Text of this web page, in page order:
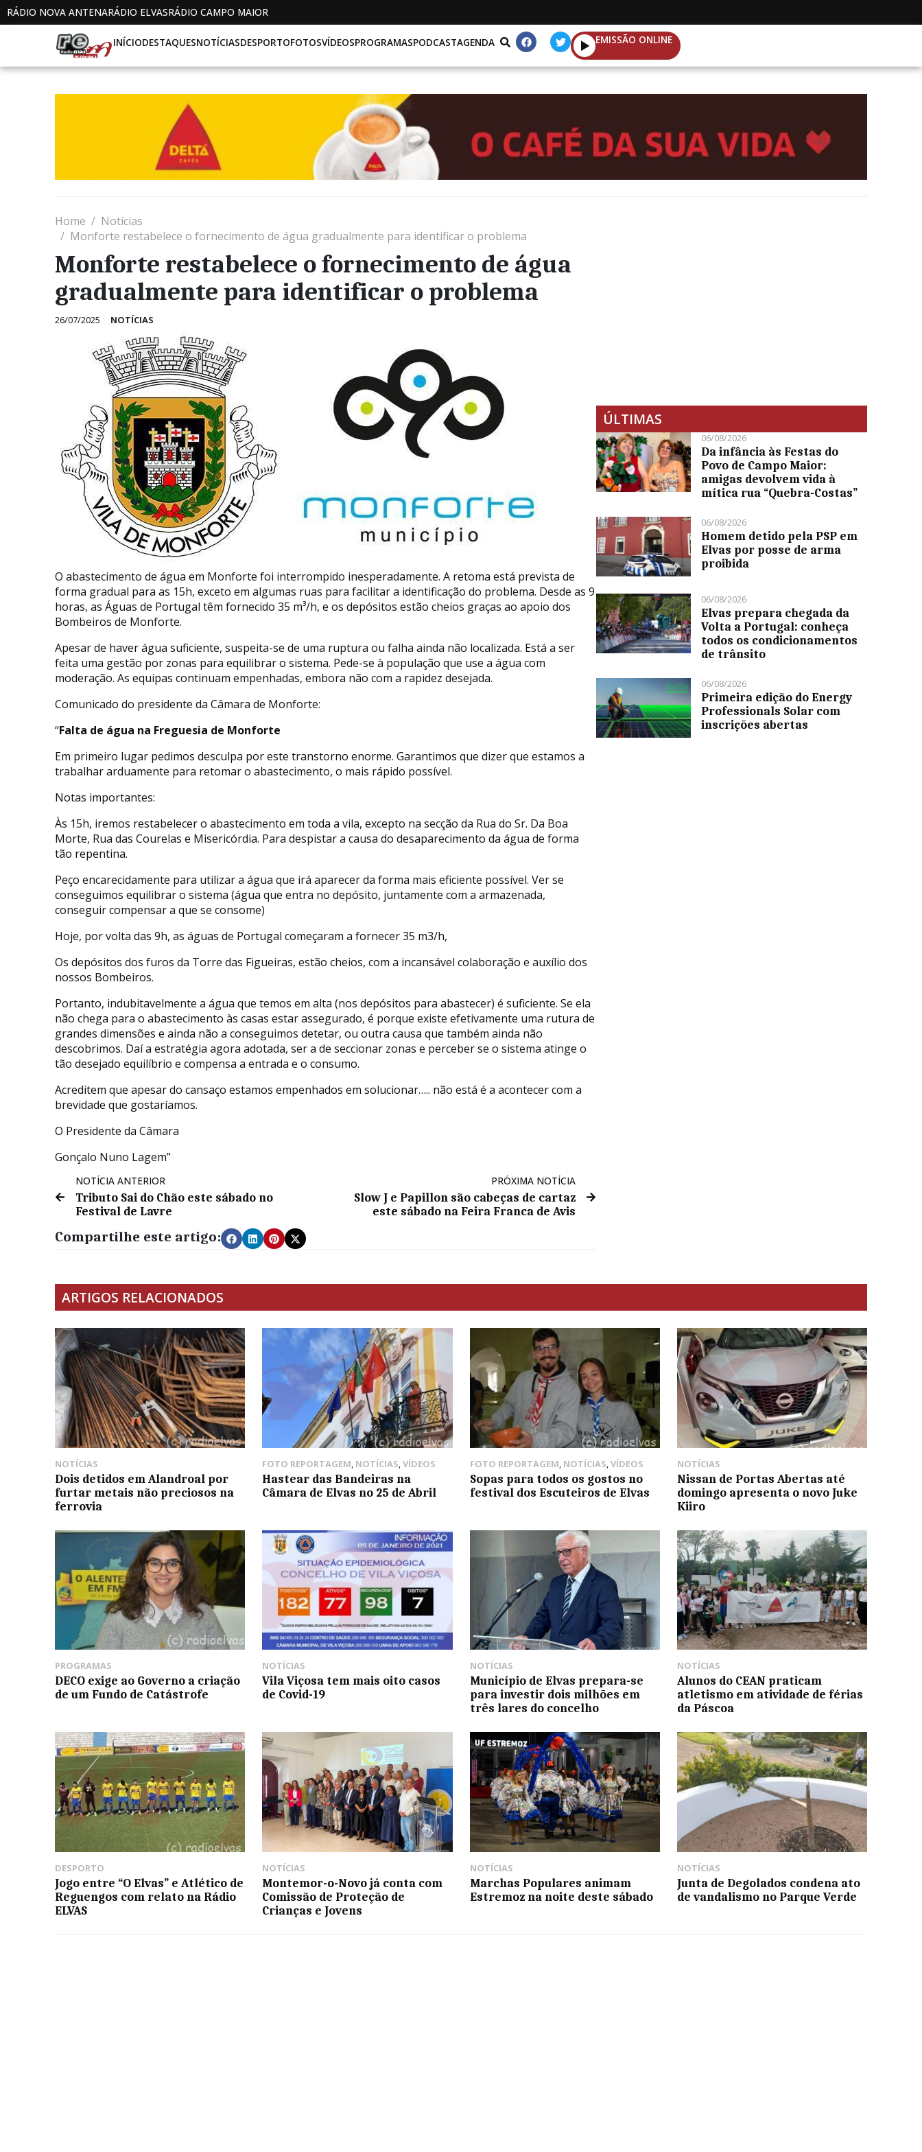
RÁDIO NOVA ANTENARÁDIO ELVASRÁDIO CAMPO MAIOR
INÍCIODESTAQUESNOTÍCIASDESPORTOFOTOSVÍDEOSPROGRAMASPODCASTAGENDA EMISSÃO ONLINE
Home
Notícias
Monforte restabelece o fornecimento de água gradualmente para identificar o problema
Monforte restabelece o fornecimento de água
gradualmente para identificar o problema
26/07/2025 NOTÍCIAS
O abastecimento de água em Monforte foi interrompido inesperadamente. A retoma está prevista de
forma gradual para as 15h, exceto em algumas ruas para facilitar a identificação do problema. Desde as 9
horas, as Águas de Portugal têm fornecido 35 m³/h, e os depósitos estão cheios graças ao apoio dos
Bombeiros de Monforte.
Apesar de haver água suficiente, suspeita-se de uma ruptura ou falha ainda não localizada. Está a ser
feita uma gestão por zonas para equilibrar o sistema. Pede-se à população que use a água com
moderação. As equipas continuam empenhadas, embora não com a rapidez desejada.
Comunicado do presidente da Câmara de Monforte:
“Falta de água na Freguesia de Monforte
Em primeiro lugar pedimos desculpa por este transtorno enorme. Garantimos que dizer que estamos a
trabalhar arduamente para retomar o abastecimento, o mais rápido possível.
Notas importantes:
Às 15h, iremos restabelecer o abastecimento em toda a vila, excepto na secção da Rua do Sr. Da Boa
Morte, Rua das Courelas e Misericórdia. Para despistar a causa do desaparecimento da água de forma
tão repentina.
Peço encarecidamente para utilizar a água que irá aparecer da forma mais eficiente possível. Ver se
conseguimos equilibrar o sistema (água que entra no depósito, juntamente com a armazenada,
conseguir compensar a que se consome)
Hoje, por volta das 9h, as águas de Portugal começaram a fornecer 35 m3/h,
Os depósitos dos furos da Torre das Figueiras, estão cheios, com a incansável colaboração e auxílio dos
nossos Bombeiros.
Portanto, indubitavelmente a água que temos em alta (nos depósitos para abastecer) é suficiente. Se ela
não chega para o abastecimento às casas estar assegurado, é porque existe efetivamente uma rutura de
grandes dimensões e ainda não a conseguimos detetar, ou outra causa que também ainda não
descobrimos. Daí a estratégia agora adotada, ser a de seccionar zonas e perceber se o sistema atinge o
tão desejado equilíbrio e compensa a entrada e o consumo.
Acreditem que apesar do cansaço estamos empenhados em solucionar….. não está é a acontecer com a
brevidade que gostaríamos.
O Presidente da Câmara
Gonçalo Nuno Lagem”
NOTÍCIA ANTERIOR
Tributo Sai do Chão este sábado no
Festival de Lavre
PRÓXIMA NOTÍCIA
Slow J e Papillon são cabeças de cartaz
este sábado na Feira Franca de Avis
Compartilhe este artigo:
ÚLTIMAS
06/08/2026
Da infância às Festas do
Povo de Campo Maior:
amigas devolvem vida à
mítica rua “Quebra-Costas”
06/08/2026
Homem detido pela PSP em
Elvas por posse de arma
proibida
06/08/2026
Elvas prepara chegada da
Volta a Portugal: conheça
todos os condicionamentos
de trânsito
06/08/2026
Primeira edição do Energy
Professionals Solar com
inscrições abertas
ARTIGOS RELACIONADOS
NOTÍCIAS
Dois detidos em Alandroal por
furtar metais não preciosos na
ferrovia
FOTO REPORTAGEM, NOTÍCIAS,VÍDEOS
Hastear das Bandeiras na
Câmara de Elvas no 25 de Abril
FOTO REPORTAGEM, NOTÍCIAS,VÍDEOS
Sopas para todos os gostos no
festival dos Escuteiros de Elvas
NOTÍCIAS
Nissan de Portas Abertas até
domingo apresenta o novo Juke
Kiiro
PROGRAMAS
DECO exige ao Governo a criação
de um Fundo de Catástrofe
NOTÍCIAS
Vila Viçosa tem mais oito casos
de Covid-19
NOTÍCIAS
Município de Elvas prepara-se
para investir dois milhões em
três lares do concelho
NOTÍCIAS
Alunos do CEAN praticam
atletismo em atividade de férias
da Páscoa
DESPORTO
Jogo entre “O Elvas” e Atlético de
Reguengos com relato na Rádio
ELVAS
NOTÍCIAS
Montemor-o-Novo já conta com
Comissão de Proteção de
Crianças e Jovens
NOTÍCIAS
Marchas Populares animam
Estremoz na noite deste sábado
NOTÍCIAS
Junta de Degolados condena ato
de vandalismo no Parque Verde